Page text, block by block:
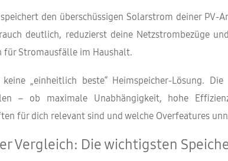
den überschüssigen Solarstrom deiner
deutlich, reduzierst deine Netzstrombezüge
Stromausfälle im Haushalt.
„einheitlich beste“ Heimspeicher-Lösung.
– ob maximale Unabhängigkeit, hohe
für dich relevant sind und welche Overfeatures
Vergleich: Die wichtigsten